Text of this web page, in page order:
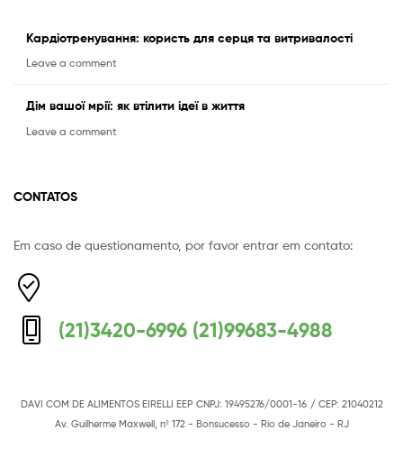
Кардіотренування: користь для серця та витривалості
Leave a comment
Дім вашої мрії: як втілити ідеї в життя
Leave a comment
CONTATOS
Em caso de questionamento, por favor entrar em contato:
(21)3420-6996 (21)99683-4988
DAVI COM DE ALIMENTOS EIRELLI EEP CNPJ: 19495276/0001-16 / CEP: 21040212
Av. Guilherme Maxwell, nº 172 - Bonsucesso - Rio de Janeiro - RJ